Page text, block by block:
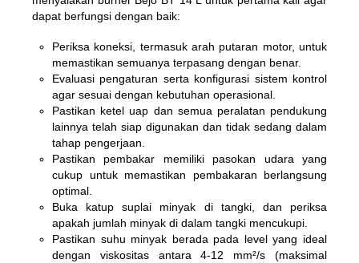
dapat berfungsi dengan baik:
Periksa koneksi, termasuk arah putaran motor, untuk
memastikan semuanya terpasang dengan benar.
Evaluasi pengaturan serta konfigurasi sistem kontrol
agar sesuai dengan kebutuhan operasional.
Pastikan ketel uap dan semua peralatan pendukung
lainnya telah siap digunakan dan tidak sedang dalam
tahap pengerjaan.
Pastikan pembakar memiliki pasokan udara yang
cukup untuk memastikan pembakaran berlangsung
optimal.
Buka katup suplai minyak di tangki, dan periksa
apakah jumlah minyak di dalam tangki mencukupi.
Pastikan suhu minyak berada pada level yang ideal
dengan viskositas antara 4-12 mm²/s (maksimal